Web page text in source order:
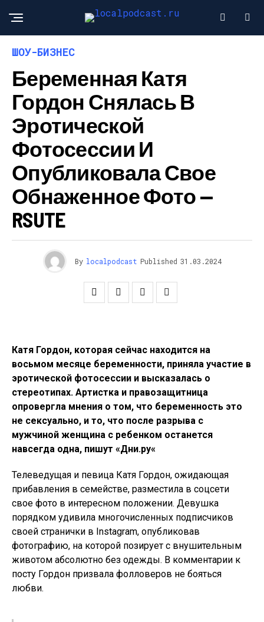
ШОУ-БИЗНЕС
Беременная Катя
Гордон Снялась В
Эротической
Фотосессии И
Опубликовала Свое
Обнаженное Фото —
RSUTE
By localpodcast Published 31.03.2024
Катя Гордон, которая сейчас находится на
восьмом месяце беременности, приняла участие в
эротической фотосессии и высказалась о
стереотипах. Артистка и правозащитница
опровергла мнения о том, что беременность это
не сексуально, и то, что после разрыва с
мужчиной женщина с ребенком останется
навсегда одна, пишут «Дни.ру«
Телеведущая и певица Катя Гордон, ожидающая
прибавления в семействе, разместила в соцсети
свое фото в интересном положении. Девушка
порядком удивила многочисленных подписчиков
своей странички в Instagram, опубликовав
фотографию, на которой позирует с внушительным
животом абсолютно без одежды. В комментарии к
посту Гордон призвала фолловеров не бояться
любви.